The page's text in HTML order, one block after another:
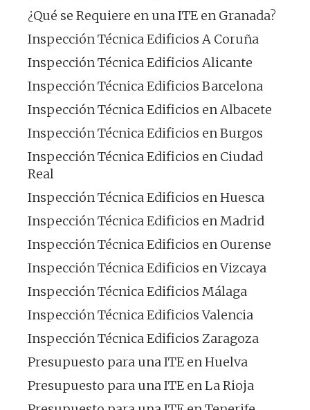
¿Qué se Requiere en una ITE en Granada?
Inspección Técnica Edificios A Coruña
Inspección Técnica Edificios Alicante
Inspección Técnica Edificios Barcelona
Inspección Técnica Edificios en Albacete
Inspección Técnica Edificios en Burgos
Inspección Técnica Edificios en Ciudad
Real
Inspección Técnica Edificios en Huesca
Inspección Técnica Edificios en Madrid
Inspección Técnica Edificios en Ourense
Inspección Técnica Edificios en Vizcaya
Inspección Técnica Edificios Málaga
Inspección Técnica Edificios Valencia
Inspección Técnica Edificios Zaragoza
Presupuesto para una ITE en Huelva
Presupuesto para una ITE en La Rioja